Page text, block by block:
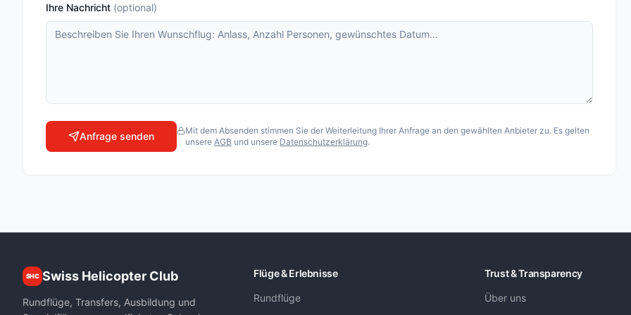
Lauterbrunnen Jungfraujoch 20 Min.
Matterhorn Special
Oberengadiner Gletscher-Rundflug
Pilatusflug zur Villa Honegg
Air Zermatt AG
Airport Helicopter AHB AG
Fuchs Helikopter AG
Ihre Nachricht (optional)
Anfrage senden
Mit dem Absenden stimmen Sie der Weiterleitung Ihrer Anfrage an den gewählten Anbieter zu. Es gelten
unsere AGB und unsere Datenschutzerklärung.
SHC Swiss Helicopter Club
Rundflüge, Transfers, Ausbildung und
Flüge & Erlebnisse
Rundflüge
Trust & Transparency
Über uns